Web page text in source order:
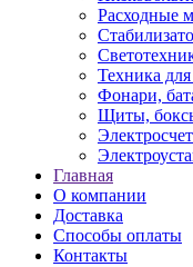
Расходные
Техника
Фонари,
Щиты,
Главная
О компании
Доставка
Способы оплаты
Контакты